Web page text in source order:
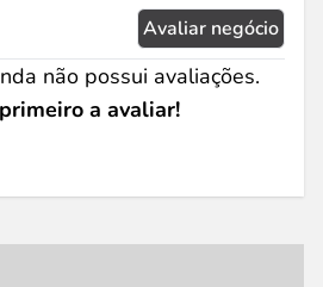
Avaliar negócio
não possui avaliações.
a avaliar!